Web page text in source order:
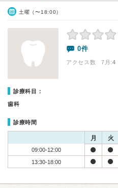
土曜（〜18:00）
0件
アクセス数 7月:4
診療科目：
歯科
診療時間
月 火
09:00-12:00
13:30-18:00